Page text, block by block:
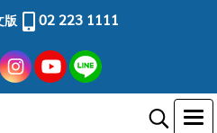
版 02 223 1111